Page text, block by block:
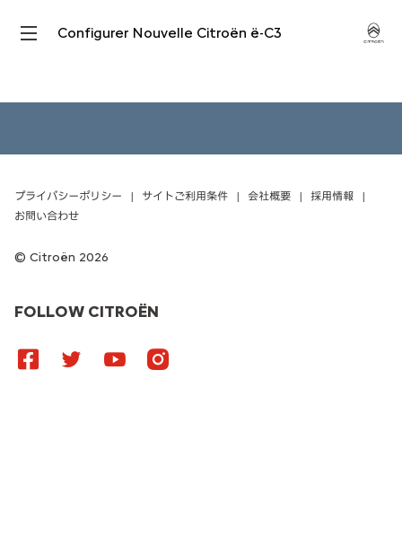
Configurer Nouvelle Citroën ë-C3
FOLLOW CITROËN
Citroën 2026
プライバシーポリシー サイトご利用条件 会社概要
採用情報
お問い合わせ